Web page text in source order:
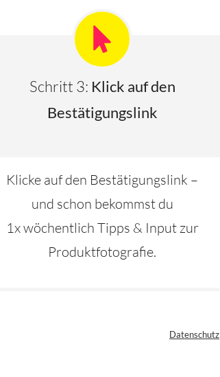
Schritt 3: Klick auf den
Bestätigungslink
Klicke auf den Bestätigungslink –
und schon bekommst du
1x wöchentlich Tipps & Input zur
Produktfotografie.
Datenschutz